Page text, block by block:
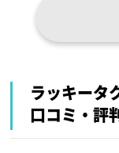
ラッキータ
口コミ・評